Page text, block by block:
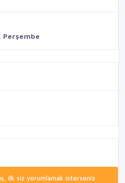
Perşembe
ilk siz yorumlamak isterseniz